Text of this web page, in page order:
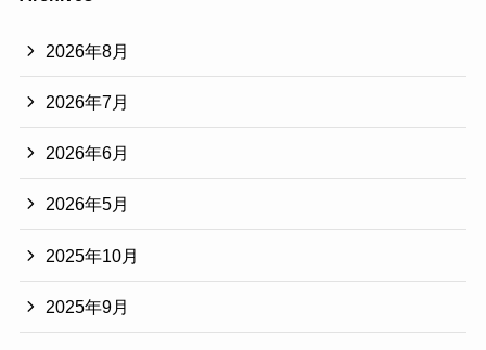
2026年8月
2026年7月
2026年6月
2026年5月
2025年10月
2025年9月